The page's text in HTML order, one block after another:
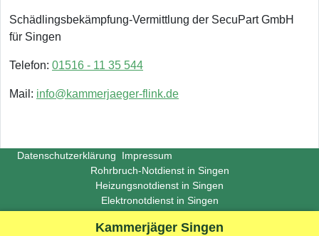
Kammerjäger Singen
Schädlingsbekämpfung-Vermittlung der SecuPart GmbH
für Singen
Telefon: 01516 - 11 35 544
Mail: info@kammerjaeger-flink.de
Datenschutzerklärung
Impressum
Rohrbruch-Notdienst in Singen
Heizungsnotdienst in Singen
Elektronotdienst in Singen
(Last update 2026-06-29)